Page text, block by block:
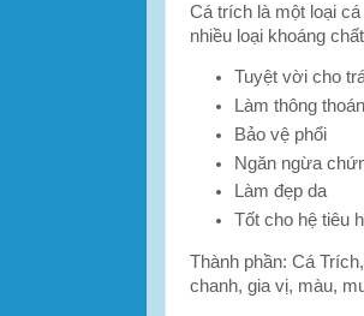
Cá trích là một loại
nhiều loại khoáng
Tuyệt vời cho
Làm thông
Bảo vệ phổi
Ngăn ngừa
Làm đẹp da
Tốt cho hệ tiêu
Thành phần: Cá
chanh, gia vị, màu,